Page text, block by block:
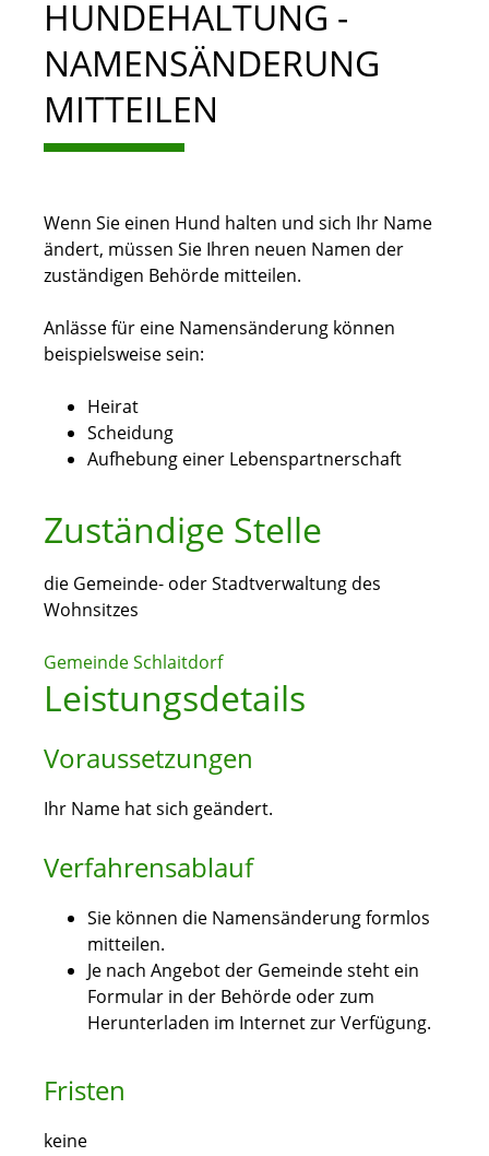
HUNDEHALTUNG -
NAMENSÄNDERUNG
MITTEILEN
Wenn Sie einen Hund halten und sich Ihr Name
ändert, müssen Sie Ihren neuen Namen der
zuständigen Behörde mitteilen.
Anlässe für eine Namensänderung können
beispielsweise sein:
Heirat
Scheidung
Aufhebung einer Lebenspartnerschaft
Zuständige Stelle
die Gemeinde- oder Stadtverwaltung des
Wohnsitzes
Gemeinde Schlaitdorf
Leistungsdetails
Voraussetzungen
Ihr Name hat sich geändert.
Verfahrensablauf
Sie können die Namensänderung formlos
mitteilen.
Je nach Angebot der Gemeinde steht ein
Formular in der Behörde oder zum
Herunterladen im Internet zur Verfügung.
Fristen
keine